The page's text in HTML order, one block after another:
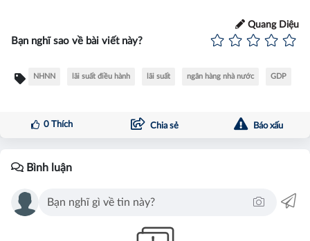
Quang Diệu
Bạn nghĩ sao về bài viết này?
NHNN lãi suất điều hành lãi suất ngân hàng nhà nước GDP
0Thích Chia sẻ Báo xấu
Bình luận